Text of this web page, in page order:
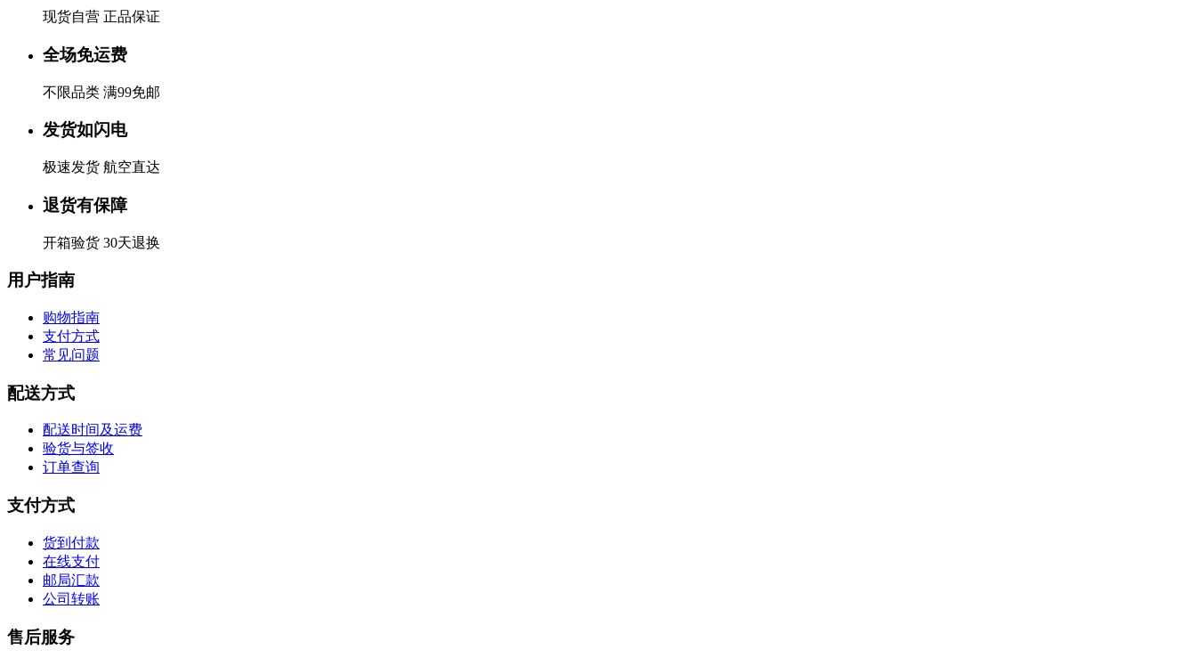
现货自营 正品保证
全场免运费
不限品类 满99免邮
发货如闪电
极速发货 航空直达
退货有保障
开箱验货 30天退换
用户指南
购物指南
支付方式
常见问题
配送方式
配送时间及运费
验货与签收
订单查询
支付方式
货到付款
在线支付
邮局汇款
公司转账
售后服务